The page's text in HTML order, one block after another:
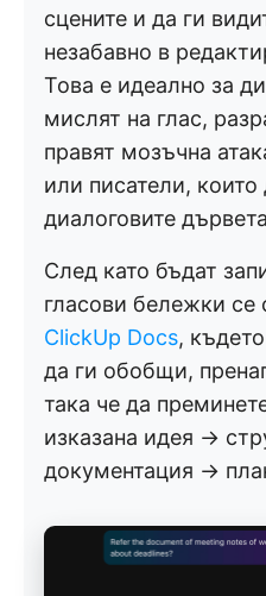
сцените и да ги
незабавно в
Това е идеално за
мислят на глас,
правят мозъчна
или писатели, които
диалоговите
След като бъдат
гласови бележки се
ClickUp Docs, където
да ги обобщи,
така че да
изказана идея →
документация →